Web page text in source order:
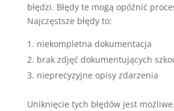
błędzi. Błędy te mogą opóźnić
Najczęstsze błędy to:
niekompletna dokumentacja
brak zdjęć dokumentujących
nieprecyzyjne opisy zdarzenia
Uniknięcie tych błędów jest